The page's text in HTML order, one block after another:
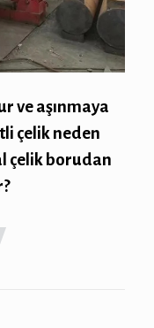
ve aşınmaya
çelik neden
çelik borudan